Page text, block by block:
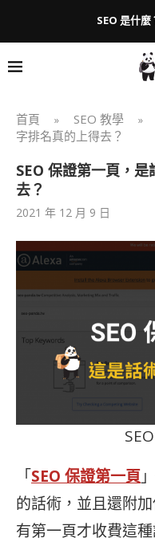
SEO 是什麼
首頁 » SEO 教學 »
字排名真的上得去？
SEO 保證第一頁，
去？
2021 年 12 月 9 日
「SEO 保證第一頁
的話術，並且還附
有第一頁才收費這